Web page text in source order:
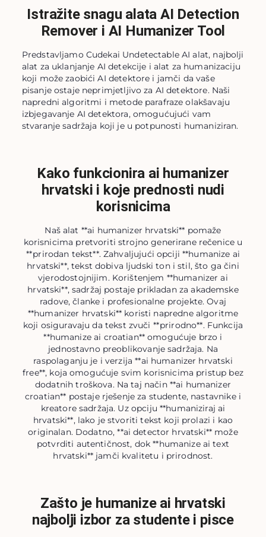
Istražite snagu alata AI Detection
Remover i AI Humanizer Tool
Predstavljamo Cudekai Undetectable AI alat, najbolji
alat za uklanjanje AI detekcije i alat za humanizaciju
koji može zaobići AI detektore i jamči da vaše
pisanje ostaje neprimjetljivo za AI detektore. Naši
napredni algoritmi i metode parafraze olakšavaju
izbjegavanje AI detektora, omogućujući vam
stvaranje sadržaja koji je u potpunosti humaniziran.
Kako funkcionira ai humanizer
hrvatski i koje prednosti nudi
korisnicima
Naš alat **ai humanizer hrvatski** pomaže
korisnicima pretvoriti strojno generirane rečenice u
**prirodan tekst**. Zahvaljujući opciji **humanize ai
hrvatski**, tekst dobiva ljudski ton i stil, što ga čini
vjerodostojnijim. Korištenjem **humanizer ai
hrvatski**, sadržaj postaje prikladan za akademske
radove, članke i profesionalne projekte. Ovaj
**humanizer hrvatski** koristi napredne algoritme
koji osiguravaju da tekst zvuči **prirodno**. Funkcija
**humanize ai croatian** omogućuje brzo i
jednostavno preoblikovanje sadržaja. Na
raspolaganju je i verzija **ai humanizer hrvatski
free**, koja omogućuje svim korisnicima pristup bez
dodatnih troškova. Na taj način **ai humanizer
croatian** postaje rješenje za studente, nastavnike i
kreatore sadržaja. Uz opciju **humaniziraj ai
hrvatski**, lako je stvoriti tekst koji prolazi i kao
originalan. Dodatno, **ai detector hrvatski** može
potvrditi autentičnost, dok **humanize ai text
hrvatski** jamči kvalitetu i prirodnost.
Zašto je humanize ai hrvatski
najbolji izbor za studente i pisce